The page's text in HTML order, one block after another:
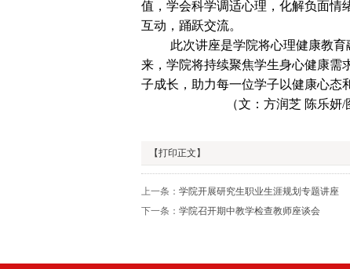
值，学会科学调适心理，化解负面情
互动，踊跃交流。
此次讲座是学院将心理健康教
来，学院将持续聚焦学生身心健康需
子成长，助力每一位学子以健康心态
（文：方润芝 陈乐妍
【打印正文】
上一条： 学院开展研究生职业生涯规划专题讲座
下一条： 学院召开期中教学检查教师座谈会